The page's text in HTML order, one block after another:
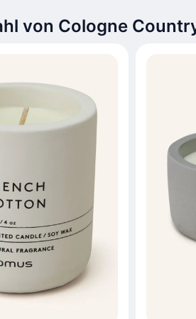
von Cologne